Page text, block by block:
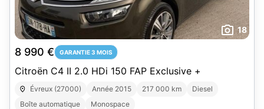
18
8 990 € GARANTIE 3 MOIS
Citroën C4 II 2.0 HDi 150 FAP Exclusive +
Évreux (27000) Année 2015 217 000 km
Diesel
Boîte automatique
Monospace